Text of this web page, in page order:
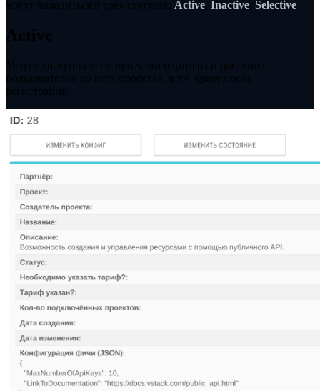
могут находиться в трёх статусах: Active Inactive Selective
Active
Услуга доступна всем проектам партнёра и доступна
пользователям во всех проектах, в т.ч. сразу после
регистрации.